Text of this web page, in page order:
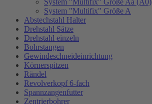
System "Multifix" Größe Aa (A0)
System "Multifix" Größe A
Abstechstahl Halter
Drehstahl Sätze
Drehstahl einzeln
Bohrstangen
Gewindeschneideinrichtung
Körnerspitzen
Rändel
Revolverkopf 6-fach
Spannzangenfutter
Zentrierbohrer